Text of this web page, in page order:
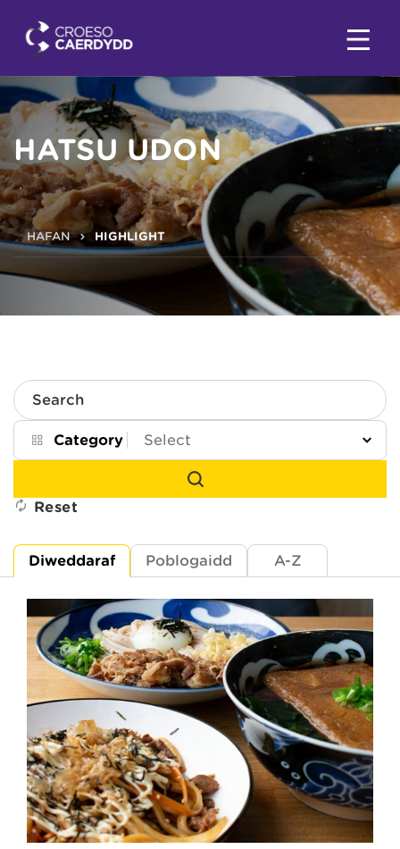
HATSU UDON
HAFAN HIGHLIGHT
Search
Category
Reset
Diweddaraf Poblogaidd A-Z